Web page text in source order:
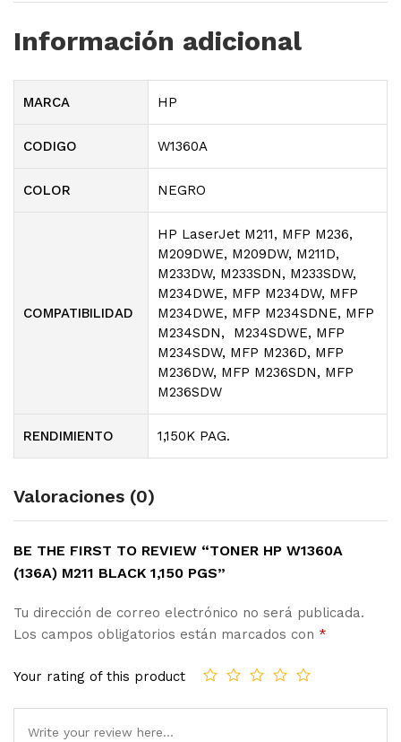
Información adicional
MARCA HP
CODIGO W1360A
COLOR NEGRO
COMPATIBILIDAD
HP LaserJet M211, MFP M236,
M209DWE, M209DW, M211D,
M233DW, M233SDN, M233SDW,
M234DWE, MFP M234DW, MFP
M234DWE, MFP M234SDNE, MFP
M234SDN, M234SDWE, MFP
M234SDW, MFP M236D, MFP
M236DW, MFP M236SDN, MFP
M236SDW
RENDIMIENTO 1,150K PAG.
Valoraciones (0)
BE THE FIRST TO REVIEW “TONER HP W1360A
(136A) M211 BLACK 1,150 PGS”
Tu dirección de correo electrónico no será publicada.
Los campos obligatorios están marcados con *
Your rating of this product